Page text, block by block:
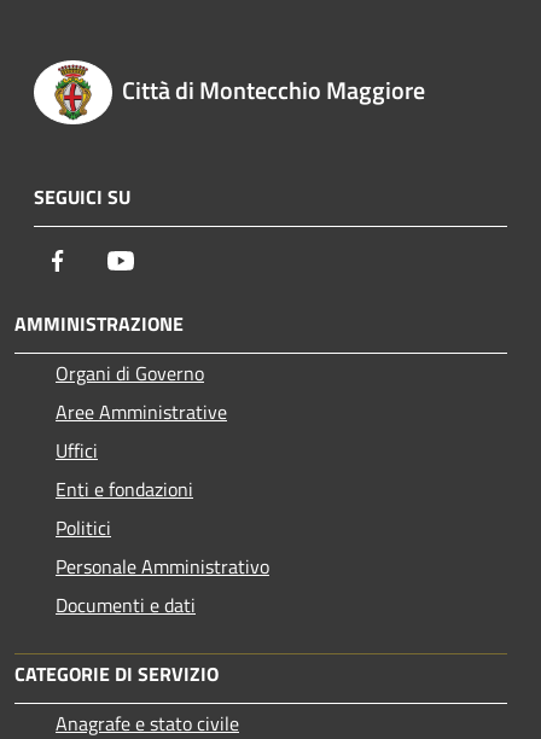
Città di Montecchio Maggiore
SEGUICI SU
Facebook
AMMINISTRAZIONE
Organi di Governo
Aree Amministrative
Uffici
Enti e fondazioni
Politici
Personale Amministrativo
Documenti e dati
CATEGORIE DI SERVIZIO
Anagrafe e stato civile